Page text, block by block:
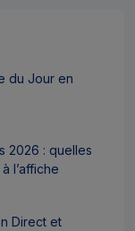
du Jour en
2026 : quelles
l’affiche
Direct et